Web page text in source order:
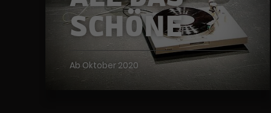
SCHÖNE
Ab Oktober 2020